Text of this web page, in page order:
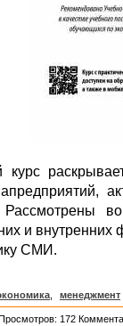
курс
Рассмотрены
и внутренних
СМИ.
менеджмент
172